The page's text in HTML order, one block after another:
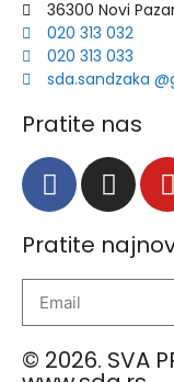
36300 Novi
020 313 032
020 313 033
sda.sandzaka
Pratite nas
Pratite
© 2026. SVA